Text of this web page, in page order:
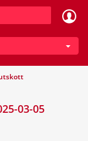
03-05